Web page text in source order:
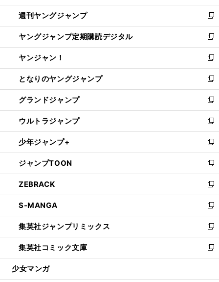
開
く
ウ
で
開
く
ン
ド
ウ
で
開
く
ウ
ィ
ン
ド
ウ
で
開
く
週刊ヤングジャンプ
新
し
い
ウ
ィ
ン
ド
ウ
で
開
く
ヤングジャンプ定期購読デジタル
新
し
い
ウ
ィ
ン
ド
ウ
で
開
く
ヤンジャン！
新
し
い
ウ
ィ
ン
ド
ウ
で
開
く
となりのヤングジャンプ
新
し
い
ウ
ィ
ン
ド
ウ
で
開
く
グランドジャンプ
新
し
い
ウ
ィ
ン
ド
ウ
で
開
く
ウルトラジャンプ
新
し
い
ウ
ィ
ン
ド
ウ
で
開
く
少年ジャンプ+
新
し
い
ウ
ィ
ン
ド
ウ
で
開
く
ジャンプTOON
新
し
い
ウ
ィ
ン
ド
ウ
で
開
ZEBRACK
新
し
い
ウ
ィ
ン
ド
ウ
開
S-MANGA
新
し
い
ウ
ィ
ン
ウ
集英社ジャンプリミックス
新
し
い
ウ
ン
集英社コミック文庫
新
し
少女マンガ